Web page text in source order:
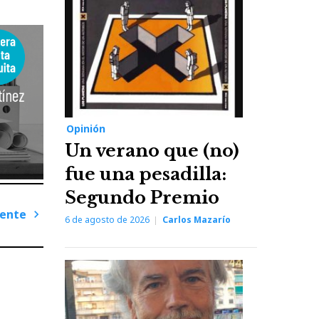
Opinión
Un verano que (no)
fue una pesadilla:
Segundo Premio
6 de agosto de 2026 Carlos Mazarío